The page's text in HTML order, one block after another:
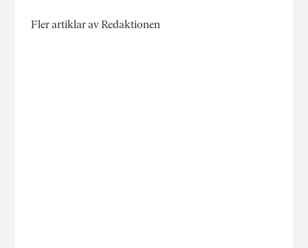
Fler artiklar av Redaktionen